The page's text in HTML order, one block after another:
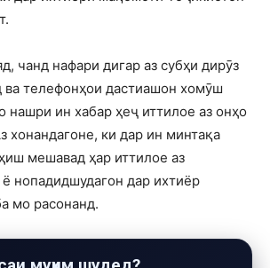
чанд нафари дигар аз субҳи дирӯз
ва телефонҳои дастиашон хомӯш
нашри ин хабар ҳеҷ иттилое аз онҳо
хонандагоне, ки дар ин минтақа
мешавад ҳар иттилое аз
нопадидшудагон дар ихтиёр
мо расонанд.